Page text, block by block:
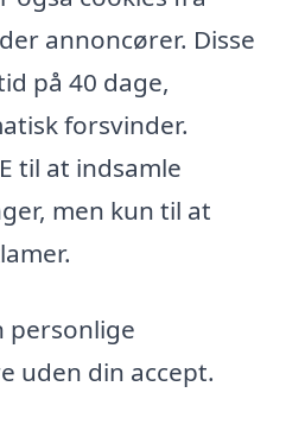
annoncører. Disse
på 40 dage,
forsvinder.
til at indsamle
men kun til at
personlige
uden din accept.